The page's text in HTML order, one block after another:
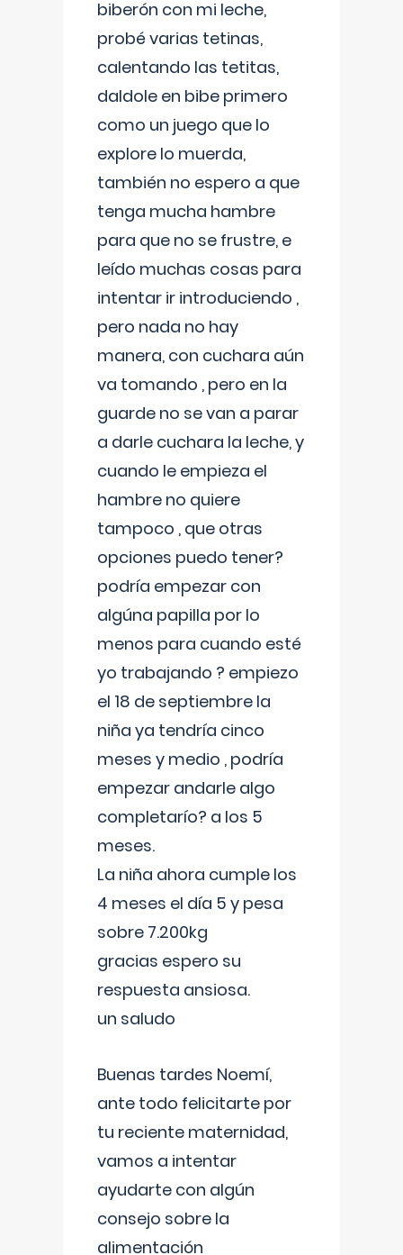
biberón con mi leche,
probé varias tetinas,
calentando las tetitas,
daldole en bibe primero
como un juego que lo
explore lo muerda,
también no espero a que
tenga mucha hambre
para que no se frustre, e
leído muchas cosas para
intentar ir introduciendo ,
pero nada no hay
manera, con cuchara aún
va tomando , pero en la
guarde no se van a parar
a darle cuchara la leche, y
cuando le empieza el
hambre no quiere
tampoco , que otras
opciones puedo tener?
podría empezar con
algúna papilla por lo
menos para cuando esté
yo trabajando ? empiezo
el 18 de septiembre la
niña ya tendría cinco
meses y medio , podría
empezar andarle algo
completarío? a los 5
meses.
La niña ahora cumple los
4 meses el día 5 y pesa
sobre 7.200kg
gracias espero su
respuesta ansiosa.
un saludo
Buenas tardes Noemí,
ante todo felicitarte por
tu reciente maternidad,
vamos a intentar
ayudarte con algún
consejo sobre la
alimentación